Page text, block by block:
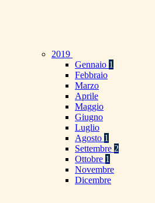
2019
Gennaio 1
Febbraio
Marzo
Aprile
Maggio
Giugno
Luglio
Agosto 1
Settembre 2
Ottobre 1
Novembre
Dicembre